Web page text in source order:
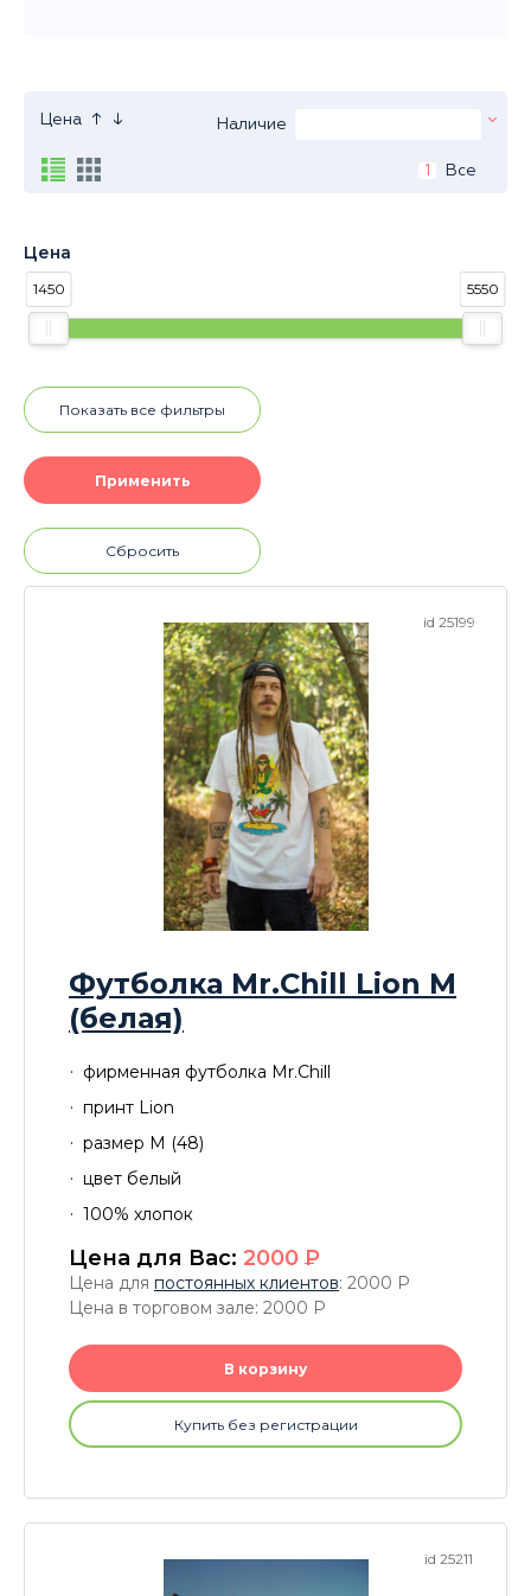
Цена ↑ ↓ Наличие
1 Все
Цена
1450 5550
Показать все фильтры
Сбросить
id 25199
Футболка Mr.Chill Lion M
(белая)
фирменная футболка Mr.Chill
принт Lion
размер М (48)
цвет белый
100% хлопок
Цена для Вас: 2000 P
Цена для постоянных клиентов: 2000 P
Цена в торговом зале: 2000 P
В корзину
Купить без регистрации
id 25211